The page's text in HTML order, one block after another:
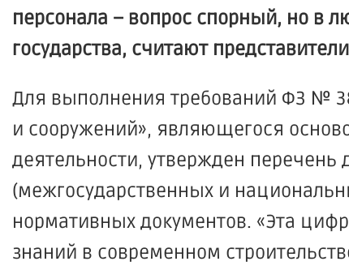
персонала – вопрос спорный, но в
государства, считают
Для выполнения требований ФЗ №
и сооружений», являющегося
деятельности, утвержден перечень
(межгосударственных и
нормативных документов. «Эта
знаний в современном